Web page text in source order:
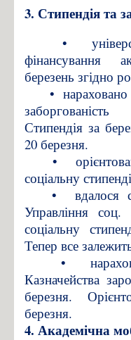
3. Стипендія та
•
фінансування
березень згідно
•
Стипендія за
20 березня.
•
соціальну
•
вдалося
Управління
соціальну
Тепер все
•
Казначейства
березня.
березня.
4. Академічна